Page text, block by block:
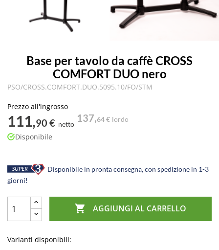
Base per tavolo da caffè CROSS
COMFORT DUO nero
PSO/CROSS.COMFORT.DUO.5095.10/FO/STM
Prezzo all'ingrosso
111,90 € netto
137,64 € lordo
Disponibile
Disponibile in pronta consegna, con spedizione in 1-3
giorni!
 AGGIUNGI AL CARRELLO
Varianti disponibili: